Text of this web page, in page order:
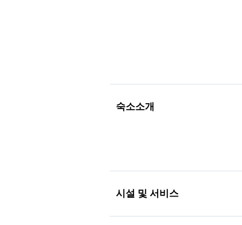
숙소소개
시설 및 서비스